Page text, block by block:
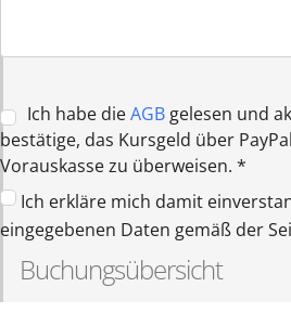
Ich habe dieAGB gelesen und
bestätige, das Kursgeld über
Vorauskasse zu überweisen. *
Ich erkläre mich damit
eingegebenen Daten gemäß der
Buchungsübersicht